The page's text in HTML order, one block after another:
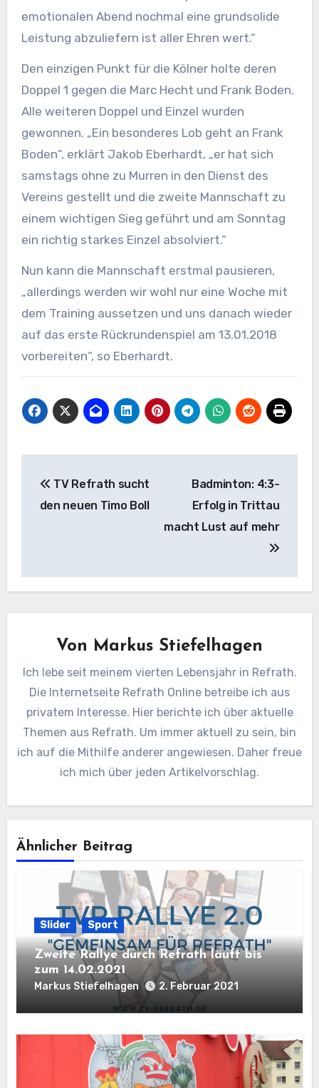
emotionalen Abend nochmal eine grundsolide
Leistung abzuliefern ist aller Ehren wert.“
Den einzigen Punkt für die Kölner holte deren
Doppel 1 gegen die Marc Hecht und Frank Boden.
Alle weiteren Doppel und Einzel wurden
gewonnen. „Ein besonderes Lob geht an Frank
Boden“, erklärt Jakob Eberhardt, „er hat sich
samstags ohne zu Murren in den Dienst des
Vereins gestellt und die zweite Mannschaft zu
einem wichtigen Sieg geführt und am Sonntag
ein richtig starkes Einzel absolviert.“
Nun kann die Mannschaft erstmal pausieren,
„allerdings werden wir wohl nur eine Woche mit
dem Training aussetzen und uns danach wieder
auf das erste Rückrundenspiel am 13.01.2018
vorbereiten“, so Eberhardt.
TV Refrath sucht
den neuen Timo Boll
Badminton: 4:3-
Erfolg in Trittau
macht Lust auf mehr
Von Markus Stiefelhagen
Ich lebe seit meinem vierten Lebensjahr in Refrath.
Die Internetseite Refrath Online betreibe ich aus
privatem Interesse. Hier berichte ich über aktuelle
Themen aus Refrath. Um immer aktuell zu sein, bin
ich auf die Mithilfe anderer angewiesen. Daher freue
ich mich über jeden Artikelvorschlag.
Ähnlicher Beitrag
Slider Sport
Zweite Rallye durch Refrath läuft bis
zum 14.02.2021
Markus Stiefelhagen 2. Februar 2021